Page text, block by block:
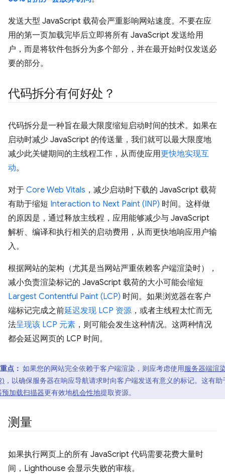
发送大型 JavaScript 载荷会严重影响网站速度。不要在应
用的第一页加载完毕后立即将所有 JavaScript 发送给用
户，而是将软件包拆分为多个部分，并在最开始时仅发送必
要的部分。
代码拆分有何好处？
代码拆分是一种旨在最大限度缩短启动时间的技术。如果在
启动时减少 JavaScript 的传送量，我们就可以最大限度地
减少此关键期间的主线程工作，从而使应用更快地实现互
动。
对于 Core Web Vitals ，减少启动时下载的 JavaScript 载荷
有助于缩短 Interaction to Next Paint (INP) 时间。这样做
的原因是，通过释放主线程，应用能够减少与 JavaScript
解析、编译和执行相关的启动费用，从而更快地响应用户输
入。
根据网站的架构（尤其是当网站严重依赖客户端渲染时），
减小负责渲染标记的 JavaScript 载荷的大小可能会缩短
Largest Contentful Paint (LCP) 时间。如果浏览器在客户
端标记完成之前延迟发现 LCP 资源 ，或者主线程太忙而无
法呈现该 LCP 元素 ，则可能会发生这种情况。这两种情况
都会延迟网页的 LCP 时间。
重点： 如果您的网站完全依赖于客户端渲染，则应考虑使用服务器端渲
，以确保服务器在响应导航请求时向客户端发送有意义的标记。这有助
预加载扫描器更有效地机会性地提取资源。
测量
如果执行网页上的所有 JavaScript 代码需要花费大量时
间，Lighthouse 会显示失败的审核。